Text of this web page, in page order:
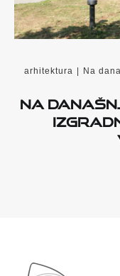
arhitektura | Na
Na